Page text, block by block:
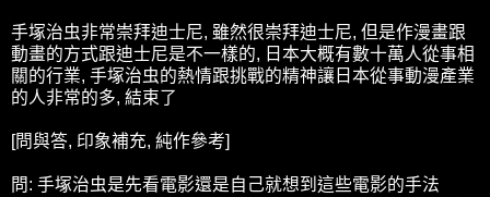
手塚治虫非常崇拜迪士尼, 雖然很崇拜迪士尼, 但是作漫畫跟
動畫的方式跟迪士尼是不一樣的, 日本大概有數十萬人從事相
關的行業, 手塚治虫的熱情跟挑戰的精神讓日本從事動漫產業
的人非常的多, 結束了
[問與答, 印象補充, 純作參考]
問: 手塚治虫是先看電影還是自己就想到這些電影的手法